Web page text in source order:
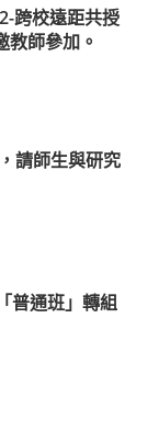
跨校遠距共授
師參加。
請師生與研究
普通班」轉組